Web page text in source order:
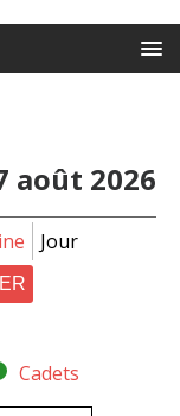
août 2026
Jour
Cadets